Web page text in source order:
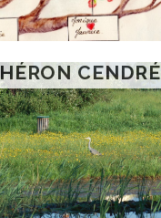
HÉRON CENDRÉ